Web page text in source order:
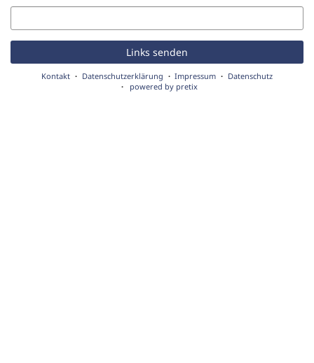
E-
Mail
Links senden
Kontakt Datenschutzerklärung Impressum
Datenschutz
powered by pretix